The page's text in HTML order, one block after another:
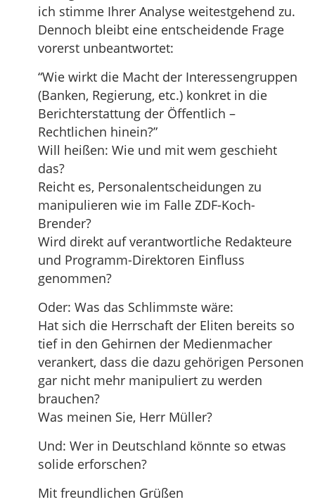
ich stimme Ihrer Analyse weitestgehend zu.
Dennoch bleibt eine entscheidende Frage
vorerst unbeantwortet:
“Wie wirkt die Macht der Interessengruppen
(Banken, Regierung, etc.) konkret in die
Berichterstattung der Öffentlich –
Rechtlichen hinein?”
Will heißen: Wie und mit wem geschieht
das?
Reicht es, Personalentscheidungen zu
manipulieren wie im Falle ZDF-Koch-
Brender?
Wird direkt auf verantwortliche Redakteure
und Programm-Direktoren Einfluss
genommen?
Oder: Was das Schlimmste wäre:
Hat sich die Herrschaft der Eliten bereits so
tief in den Gehirnen der Medienmacher
verankert, dass die dazu gehörigen Personen
gar nicht mehr manipuliert zu werden
brauchen?
Was meinen Sie, Herr Müller?
Und: Wer in Deutschland könnte so etwas
solide erforschen?
Mit freundlichen Grüßen